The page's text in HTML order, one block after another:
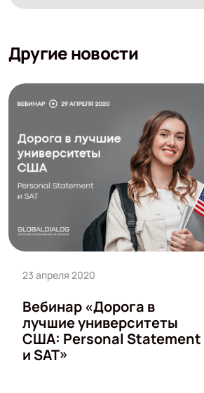
Другие новости
23 апреля 2020
Вебинар «Дорога в
лучшие университеты
США: Personal Statement
и SAT»